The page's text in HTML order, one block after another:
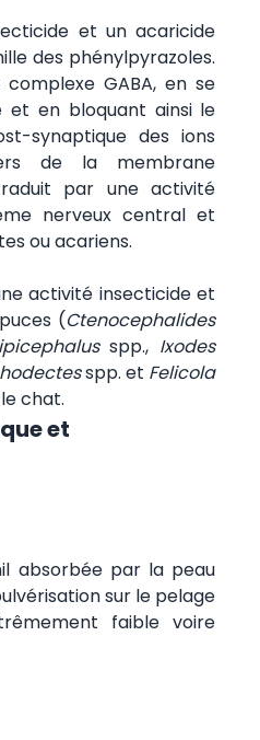
et un acaricide
des phénylpyrazoles.
GABA, en se
et en bloquant ainsi le
synaptique des ions
de la membrane
par une activité
nerveux central et
ou acariens.
activité insecticide et
(Ctenocephalides
spp., Ixodes
spp. et Felicola
chat.
et
absorbée par la peau
sur le pelage
faible voire